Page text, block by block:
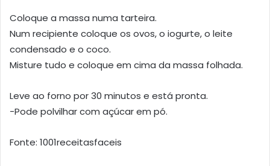
Coloque a massa numa tarteira.
Num recipiente coloque os ovos, o iogurte, o leite
condensado e o coco.
Misture tudo e coloque em cima da massa folhada.
Leve ao forno por 30 minutos e está pronta.
-Pode polvilhar com açúcar em pó.
Fonte: 1001receitasfaceis